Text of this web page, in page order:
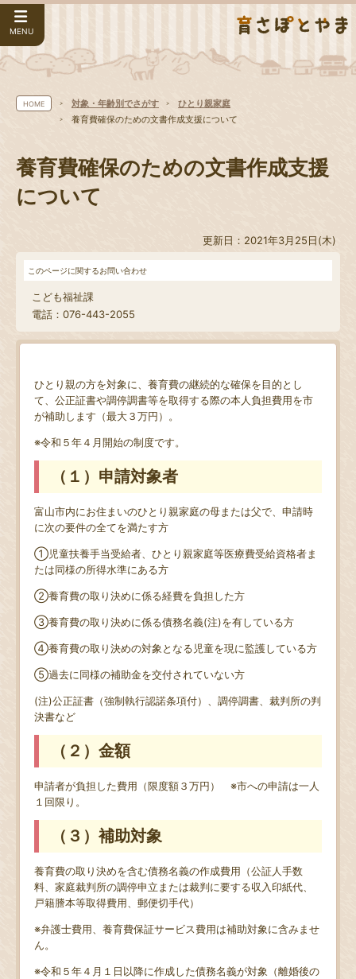
MENU
HOME 対象・年齢別でさがす
ひとり親家庭
養育費確保のための文書作成支援について
養育費確保のための文書作成支援
について
更新日：2021年3月25日(木)
このページに関するお問い合わせ
こども福祉課
電話：076-443-2055
ひとり親の方を対象に、養育費の継続的な確保を目的とし
て、公正証書や調停調書等を取得する際の本人負担費用を市
が補助します（最大３万円）。
※令和５年４月開始の制度です。
（１）申請対象者
富山市内にお住まいのひとり親家庭の母または父で、申請時
に次の要件の全てを満たす方
①児童扶養手当受給者、ひとり親家庭等医療費受給資格者ま
たは同様の所得水準にある方
②養育費の取り決めに係る経費を負担した方
③養育費の取り決めに係る債務名義(注)を有している方
④養育費の取り決めの対象となる児童を現に監護している方
⑤過去に同様の補助金を交付されていない方
(注)公正証書（強制執行認諾条項付）、調停調書、裁判所の判
決書など
（２）金額
申請者が負担した費用（限度額３万円） ※市への申請は一人
１回限り。
（３）補助対象
養育費の取り決めを含む債務名義の作成費用（公証人手数
料、家庭裁判所の調停申立または裁判に要する収入印紙代、
戸籍謄本等取得費用、郵便切手代）
※弁護士費用、養育費保証サービス費用は補助対象に含みませ
ん。
※令和５年４月１日以降に作成した債務名義が対象（離婚後の